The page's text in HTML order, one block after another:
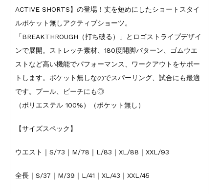
ACTIVE SHORTS】の登場！丈を短めにしたショートスタイ
ルポケット無しアクティブショーツ。
「BREAKTHROUGH（打ち破る）」とロゴストライプデザイ
ンで展開。ストレッチ素材、180度開脚パターン、ゴムウエ
ストなど高い機能でパフォーマンス、ワークアウトをサポー
トします。ポケット無しなのでスパーリング、試合にも最適
です。プール、ビーチにも◎
（ポリエステル 100%）（ポケット無し）
【サイズスペック】
ウエスト｜S/73｜M/78｜L/83｜XL/88｜XXL/93
全長｜S/37｜M/39｜L/41｜XL/43｜XXL/45